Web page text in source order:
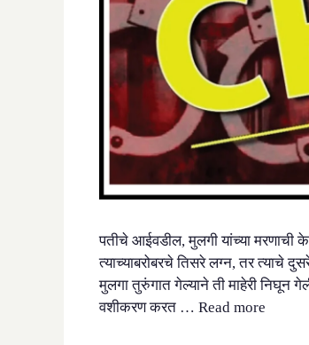
पतीचे आईवडील, मुलगी यांच्या मरणाची
त्याच्याबरोबरचे तिसरे लग्न, तर त्याचे
मुलगा तुरुंगात गेल्याने ती माहेरी निघून
वशीकरण करत … Read more